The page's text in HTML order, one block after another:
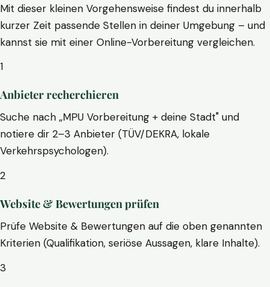
Mit dieser kleinen Vorgehensweise findest du innerhalb
kurzer Zeit passende Stellen in deiner Umgebung – und
kannst sie mit einer Online-Vorbereitung vergleichen.
1
Anbieter recherchieren
Suche nach „MPU Vorbereitung + deine Stadt" und
notiere dir 2–3 Anbieter (TÜV/DEKRA, lokale
Verkehrspsychologen).
2
Website & Bewertungen prüfen
Prüfe Website & Bewertungen auf die oben genannten
Kriterien (Qualifikation, seriöse Aussagen, klare Inhalte).
3